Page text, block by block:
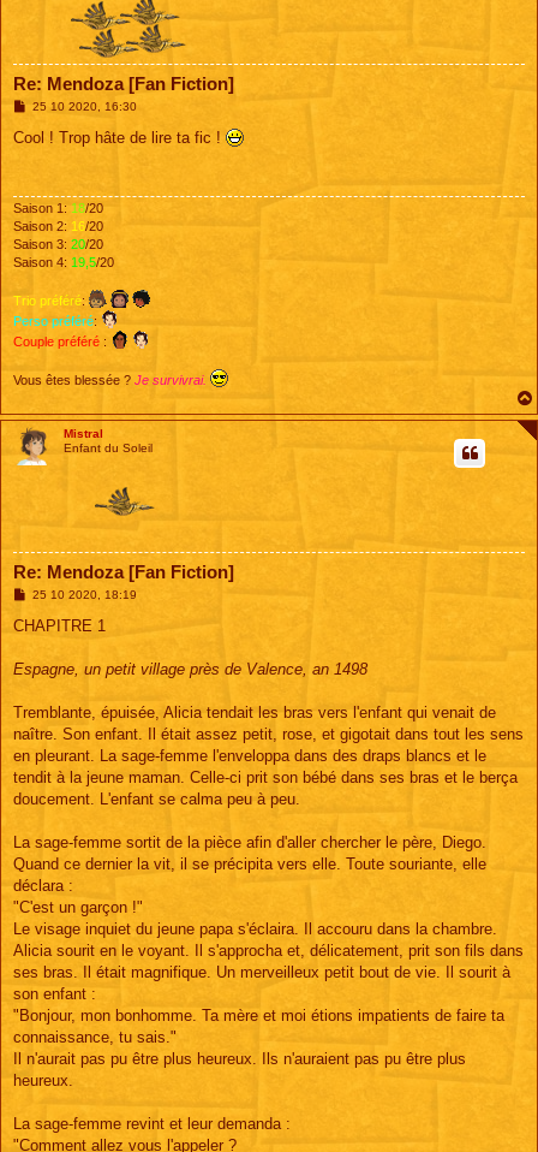
Re: Mendoza [Fan Fiction]
M
s
25 10 2020, 16:30
Cool ! Trop hâte de lire ta fic !
Saison 1: 18/20
Saison 2: 16/20
Saison 3: 20/20
Saison 4: 19,5/20
Trio préféré:
Perso préféré:
Couple préféré :
Vous êtes blessée ? Je survivrai.
Mistral
Enfant du Soleil
Re: Mendoza [Fan Fiction]
M
s
g
e
25 10 2020, 18:19
CHAPITRE 1
Espagne, un petit village près de Valence, an 1498
Tremblante, épuisée, Alicia tendait les bras vers l'enfant qui venait de
naître. Son enfant. Il était assez petit, rose, et gigotait dans tout les sens
en pleurant. La sage-femme l'enveloppa dans des draps blancs et le
tendit à la jeune maman. Celle-ci prit son bébé dans ses bras et le berça
doucement. L'enfant se calma peu à peu.
La sage-femme sortit de la pièce afin d'aller chercher le père, Diego.
Quand ce dernier la vit, il se précipita vers elle. Toute souriante, elle
déclara :
"C'est un garçon !"
Le visage inquiet du jeune papa s'éclaira. Il accouru dans la chambre.
Alicia sourit en le voyant. Il s'approcha et, délicatement, prit son fils dans
ses bras. Il était magnifique. Un merveilleux petit bout de vie. Il sourit à
son enfant :
"Bonjour, mon bonhomme. Ta mère et moi étions impatients de faire ta
connaissance, tu sais."
Il n'aurait pas pu être plus heureux. Ils n'auraient pas pu être plus
heureux.
La sage-femme revint et leur demanda :
"Comment allez vous l'appeler ?